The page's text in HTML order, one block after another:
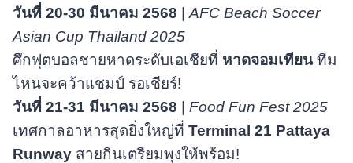
วันที่ 20-30 มีนาคม 2568
AFC Beach Soccer
Asian Cup Thailand 2025
ศึกฟุตบอลชายหาดระดับเอเชียที่ หาดจอมเทียนทีม
ไหนจะคว้าแชมป์ รอเชียร์!
วันที่ 21-31 มีนาคม 2568
Food Fun Fest 2025
เทศกาลอาหารสุดยิ่งใหญ่ที่ Terminal 21 Pattaya
Runway สายกินเตรียมพุงให้พร้อม!